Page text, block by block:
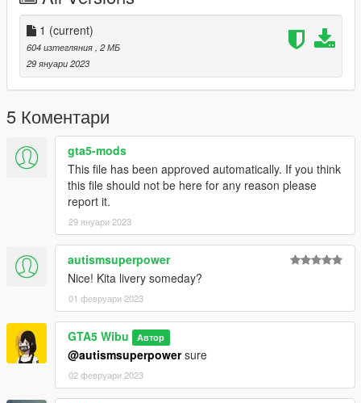
1 (current)
604 изтегляния , 2 МБ
29 януари 2023
5 Коментари
gta5-mods
This file has been approved automatically. If you think
this file should not be here for any reason please
report it.
29 януари 2023
autismsuperpower
Nice! Kita livery someday?
01 февруари 2023
GTA5 Wibu Автор
@autismsuperpowersure
02 февруари 2023